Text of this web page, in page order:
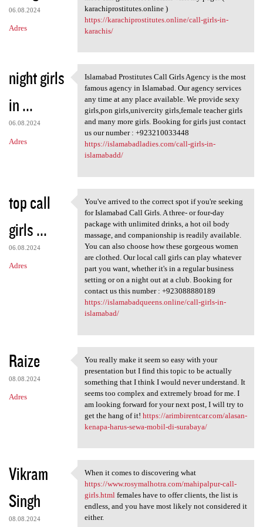
06.08.2024
Adres
karachiprostitutes.online )
https://karachiprostitutes.online/call-girls-in-
karachis/
night girls
in ...
06.08.2024
Adres
Islamabad Prostitutes Call
Islamabad Prostitutes Call Girls Agency is the most
famous agency in Islamabad. Our agency services
any time at any place available. We provide sexy
girls,pon girls,univercity girls,female teacher girls
and many more girls. Booking for girls just contact
us our number : +923210033448
https://islamabadladies.com/call-girls-in-
islamabadd/
top call
girls ...
06.08.2024
Adres
You've arrived to the correct
You've arrived to the correct spot if you're seeking
for Islamabad Call Girls. A three- or four-day
package with unlimited drinks, a hot oil body
massage, and companionship is readily available.
You can also choose how these gorgeous women
are clothed. Our local call girls can play whatever
part you want, whether it's in a regular business
setting or on a night out at a club. Booking for
contact us this number : +923088880189
https://islamabadqueens.online/call-girls-in-
islamabad/
Raize
08.08.2024
Adres
You really make it seem so
You really make it seem so easy with your
presentation but I find this topic to be actually
something that I think I would never understand. It
seems too complex and extremely broad for me. I
am looking forward for your next post, I will try to
get the hang of it! https://arimbirentcar.com/alasan-
kenapa-harus-sewa-mobil-di-surabaya/
Vikram
Singh
08.08.2024
When it comes to discovering
When it comes to discovering what
https://www.rosymalhotra.com/mahipalpur-call-
girls.htmlfemales have to offer clients, the list is
endless, and you have most likely not considered it
either.